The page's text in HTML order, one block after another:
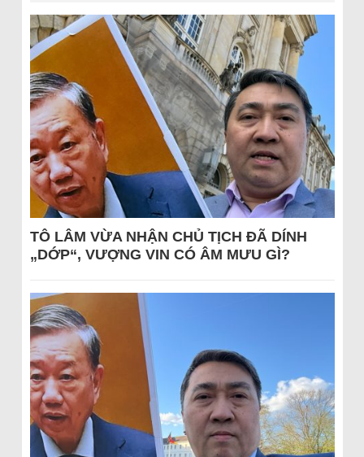
TÔ LÂM VỪA NHẬN CHỦ TỊCH ĐÃ DÍNH
„DỚP“, VƯỢNG VIN CÓ ÂM MƯU GÌ?